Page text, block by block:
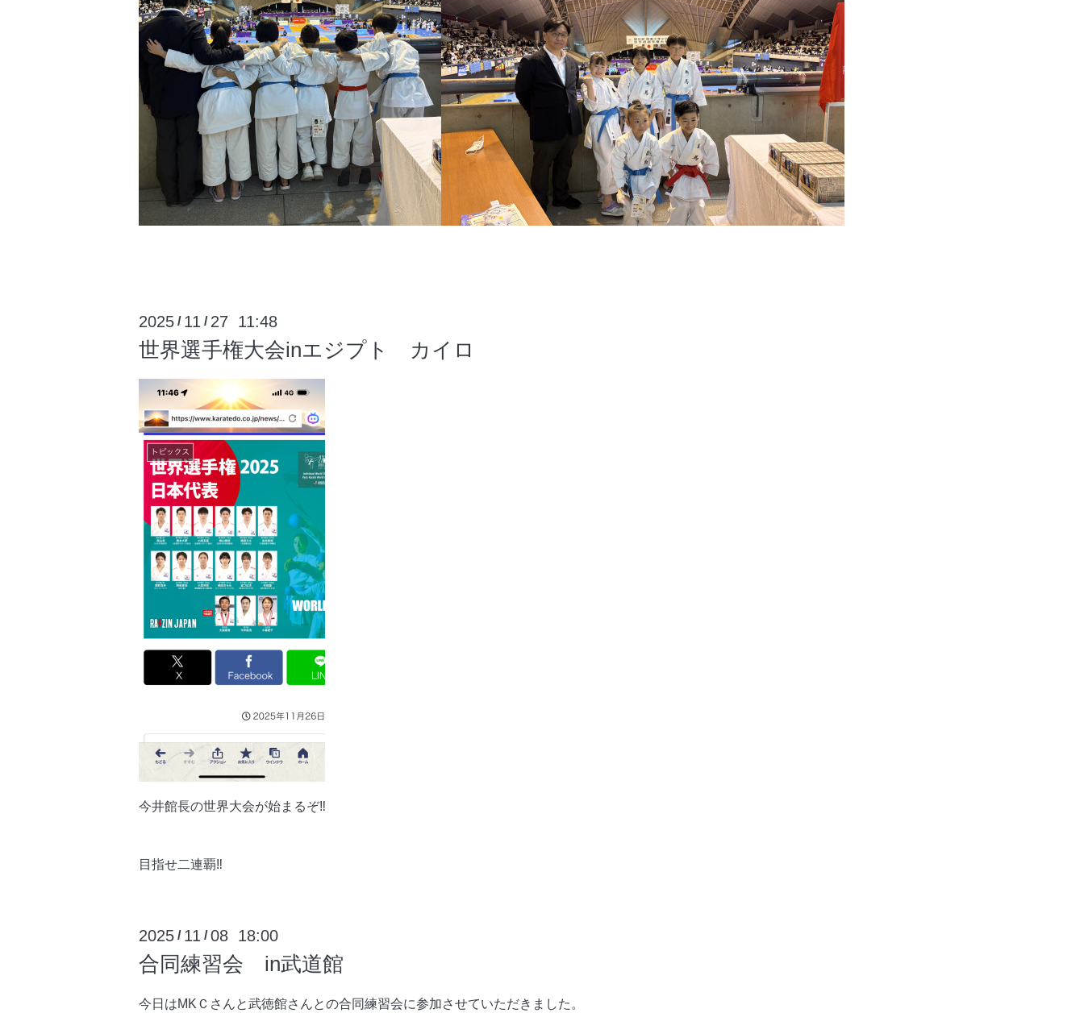
2025 / 11 / 27 11:48
世界選手権大会inエジプト カイロ
今井館長の世界大会が始まるぞ‼️
目指せ二連覇‼️
2025 / 11 /08 18:00
合同練習会 in武道館
今日はMKＣさんと武徳館さんとの合同練習会に参加させていただきました。